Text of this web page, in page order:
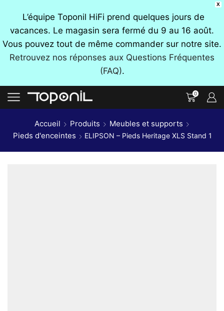
X
L’équipe Toponil HiFi prend quelques jours de
vacances. Le magasin sera fermé du 9 au 16 août.
Vous pouvez tout de même commander sur notre site.
Retrouvez nos réponses aux Questions Fréquentes
(FAQ).
0
Accueil Produits
Meubles et supports
Pieds d'enceintes
ELIPSON – Pieds Heritage XLS Stand 1